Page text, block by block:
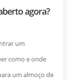
agora?
um
como e onde
um almoço de